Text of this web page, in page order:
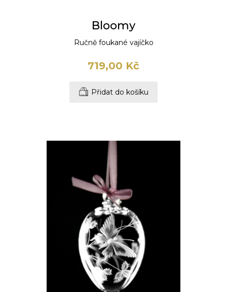
Bloomy
Ručně foukané vajíčko
719,00 Kč
Přidat do košíku